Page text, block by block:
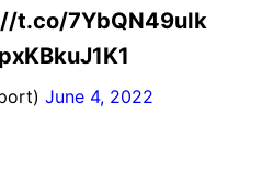
7YbQN49uIk
June 4, 2022